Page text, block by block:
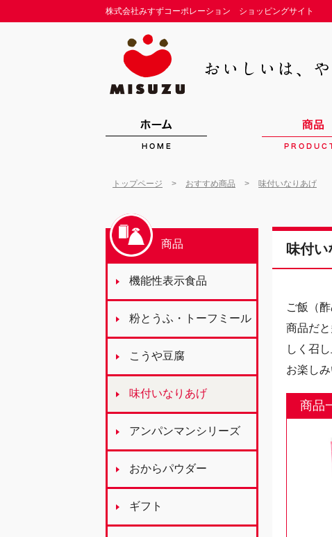
株式会社みすずコーポレーション ショッピングサイト
トップページ > おすすめ商品 > 味付いなりあげ
味付
ご飯（
商品だ
しく召
お楽しみ
商品
商品
機能性表示食品
粉とうふ・トーフミール
こうや豆腐
味付いなりあげ
アンパンマンシリーズ
おからパウダー
ギフト